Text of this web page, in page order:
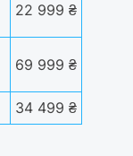
22 999 ₴
69 999 ₴
34 499 ₴